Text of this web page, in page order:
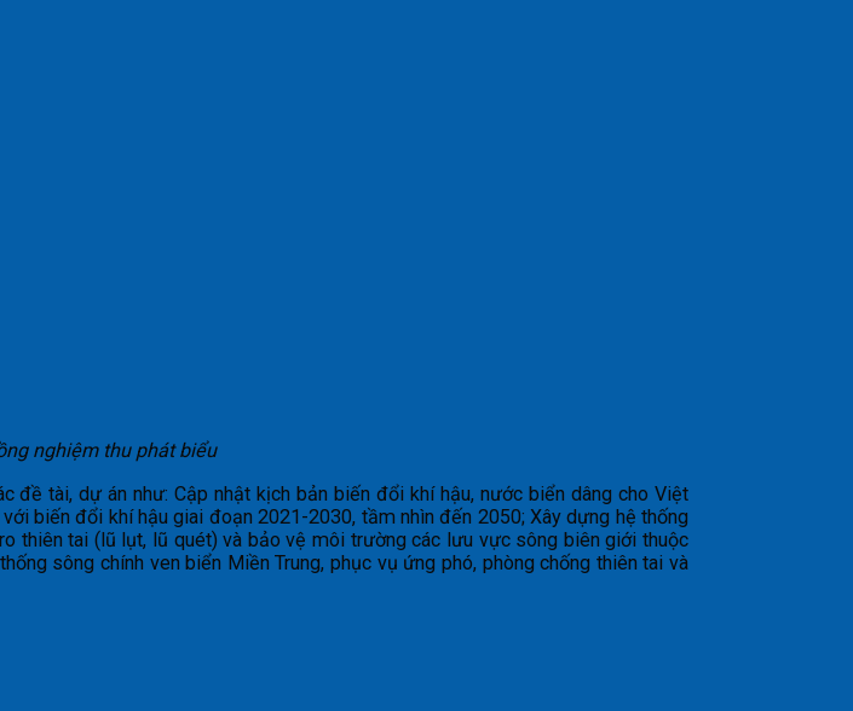
nghiệm thu phát biểu
đề tài, dự án như: Cập nhật kịch bản biến đổi khí hậu, nước biển dâng cho Việt
biến đổi khí hậu giai đoạn 2021-2030, tầm nhìn đến 2050; Xây dựng hệ thống
thiên tai (lũ lụt, lũ quét) và bảo vệ môi trường các lưu vực sông biên giới thuộc
sông chính ven biển Miền Trung, phục vụ ứng phó, phòng chống thiên tai và